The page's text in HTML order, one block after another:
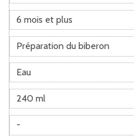
6 mois et plus
Préparation du biberon
Eau
240 ml
-